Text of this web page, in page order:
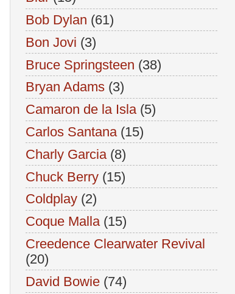
Bob Dylan (61)
Bon Jovi (3)
Bruce Springsteen (38)
Bryan Adams (3)
Camaron de la Isla (5)
Carlos Santana (15)
Charly Garcia (8)
Chuck Berry (15)
Coldplay (2)
Coque Malla (15)
Creedence Clearwater Revival
(20)
David Bowie (74)